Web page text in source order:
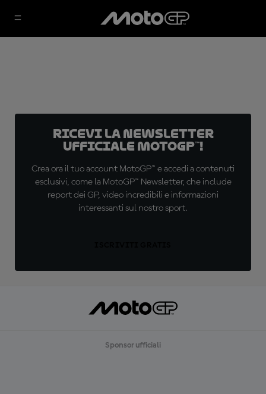
Ricevi la newsletter
ufficiale MotoGP™!
Crea ora il tuo account MotoGP™ e accedi a contenuti
esclusivi, come la MotoGP™ Newsletter, che include
report dei GP, video incredibili e informazioni
interessanti sul nostro sport.
Sponsor ufficiali